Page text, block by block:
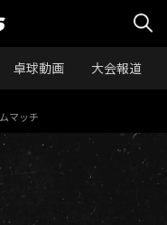
卓球動画 大会報道
マッチ